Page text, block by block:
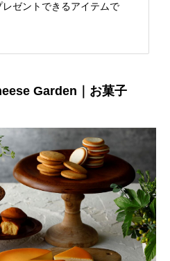
レゼントできるアイテムで
Garden｜お菓子